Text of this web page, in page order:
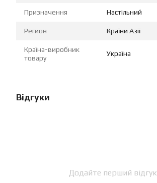
Призначення Настільний
Регион Країни Азії
Країна-виробник
товару
Україна
Відгуки
Додайте перший відгук